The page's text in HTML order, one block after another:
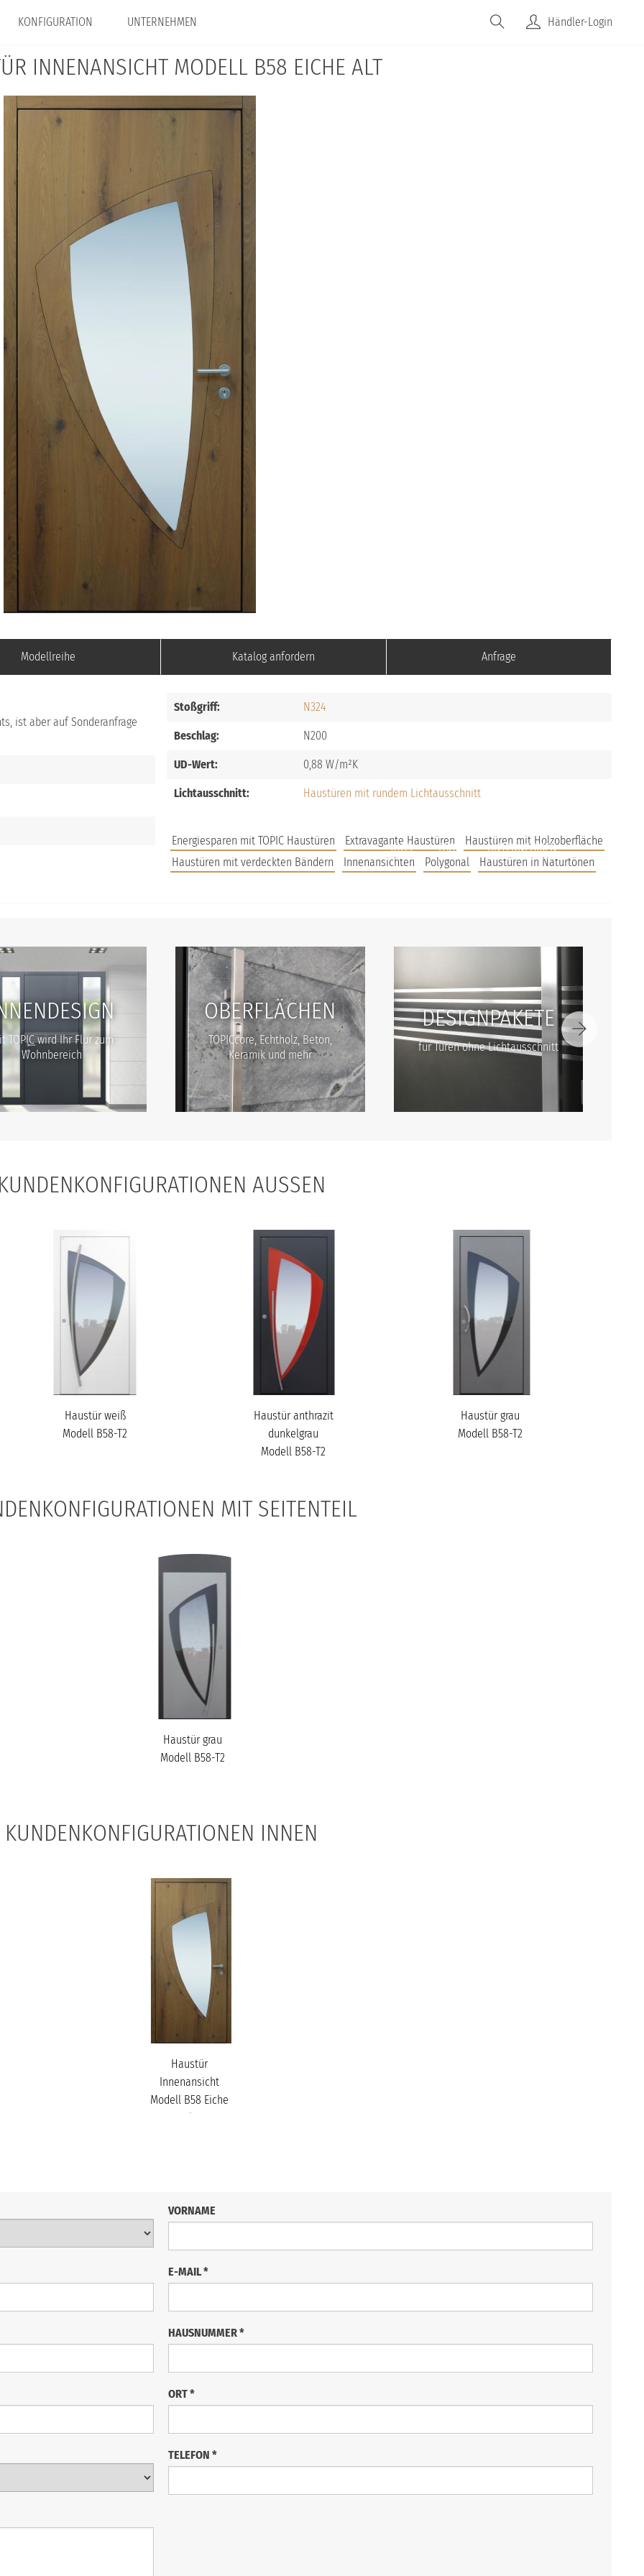
KONFIGURATION UNTERNEHMEN Händler-Login
INNENANSICHT MODELL B58 EICHE ALT
Modellreihe Katalog anfordern Anfrage
ist aber auf Sonderanfrage
Stoßgriff: N324
Beschlag: N200
UD-Wert: 0,88
Lichtausschnitt: Haustüren mit rundem Lichtausschnitt
Energiesparen mit TOPIC Haustüren Extravagante Haustüren
Haustüren mit Holzoberfläche
Haustüren mit verdeckten Bändern
Innenansichten Polygonal Haustüren in Naturtönen
JOBS FAQS UNTERNEHMEN
TOPIC wird Ihr Flur zum
Wohnbereich
OBERFLÄCHEN
TOPICcore, Echtholz, Beton,
Keramik und mehr
DESIGNPAKETE
für Türen ohne Lichtausschnitt
KUNDENKONFIGURATIONEN AUSSEN
Haustür weiß
Modell B58-T2
Haustür anthrazit
dunkelgrau
Modell B58-T2
Haustür grau
Modell B58-T2
MIT SEITENTEIL
Haustür grau
Modell B58-T2
KUNDENKONFIGURATIONEN INNEN
Haustür
Innenansicht
Modell B58 Eiche
alt
VORNAME
E-MAIL*
HAUSNUMMER*
ORT*
TELEFON *